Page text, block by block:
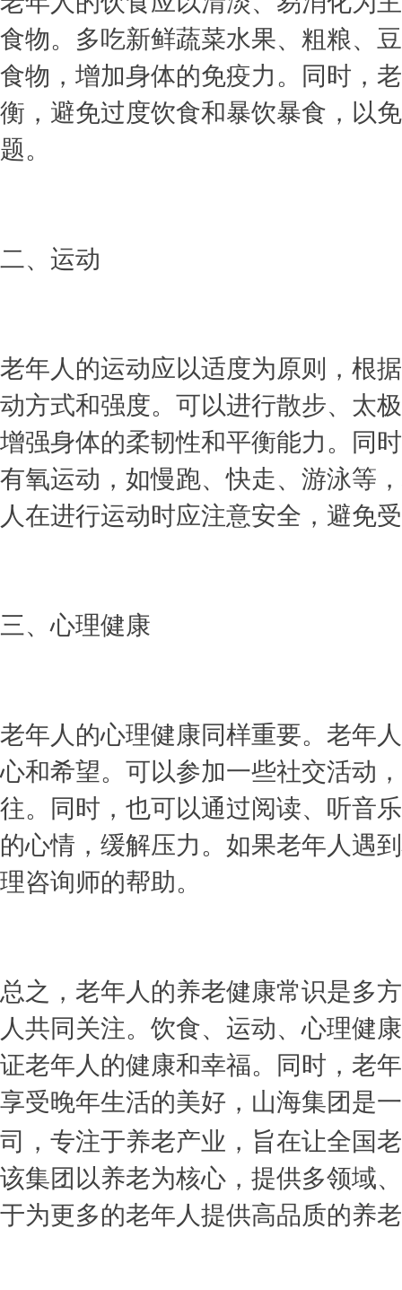
食物。多吃新鲜蔬菜水果、粗粮、
食物，增加身体的免疫力。同时，
衡，避免过度饮食和暴饮暴食，以
题。
二、运动
老年人的运动应以适度为原则，根
动方式和强度。可以进行散步、太
增强身体的柔韧性和平衡能力。同
有氧运动，如慢跑、快走、游泳等
人在进行运动时应注意安全，避免
三、心理健康
老年人的心理健康同样重要。老年
心和希望。可以参加一些社交活动
往。同时，也可以通过阅读、听音
的心情，缓解压力。如果老年人遇
理咨询师的帮助。
总之，老年人的养老健康常识是多
人共同关注。饮食、运动、心理健
证老年人的健康和幸福。同时，老
享受晚年生活的美好 ，山海集团是
司，专注于养老产业，旨在让全国
该集团以养老为核心，提供多领域
于为更多的老年人提供高品质的养